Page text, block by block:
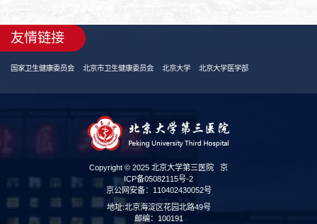
友情链接
国家卫生健康委员会 北京市卫生健康委员会 北京大学 北京大学医学部
Copyright © 2025 北京大学第三医院 京
ICP备05082115号-2
京公网安备：110402430052号
地址:北京海淀区花园北路49号
邮编：100191